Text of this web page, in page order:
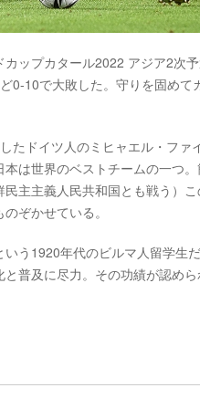
ップカタール2022 アジア2次
0-10で大敗した。守りを固めて
たドイツ人のミヒャエル・ファ
は世界のベストチームの一つ
主主義人民共和国とも戦う）
ぞかせている。
う1920年代のビルマ人留学生
普及に尽力。その功績が認め